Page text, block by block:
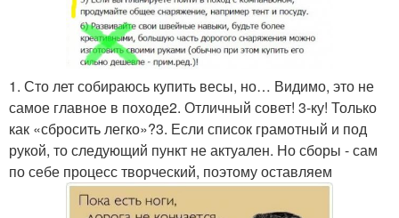
1. Сто лет собираюсь купить весы, но… Видимо, это не
самое главное в походе2. Отличный совет! 3-ку! Только
как «сбросить легко»?3. Если список грамотный и под
рукой, то следующий пункт не актуален. Но сборы - сам
по себе процесс творческий, поэтому оставляем